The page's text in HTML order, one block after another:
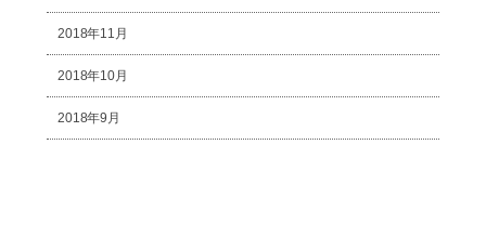
2018年11月
2018年10月
2018年9月